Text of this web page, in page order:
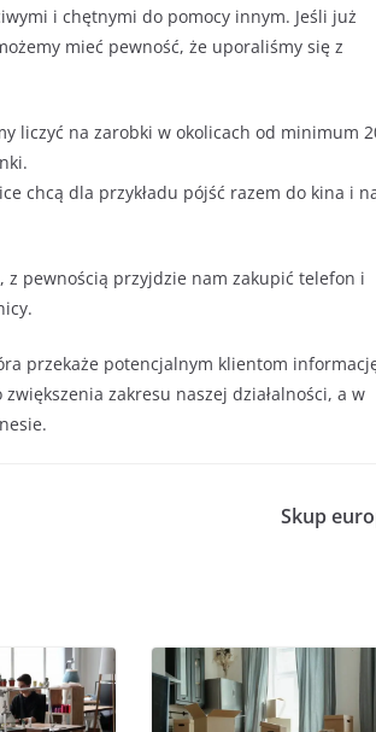
i chętnymi do pomocy innym. Jeśli już
mieć pewność, że uporaliśmy się z
liczyć na zarobki w okolicach od minimum
chcą dla przykładu pójść razem do kina i
pewnością przyjdzie nam zakupić telefon i
przekaże potencjalnym klientom
zakresu naszej działalności, a w
Skup